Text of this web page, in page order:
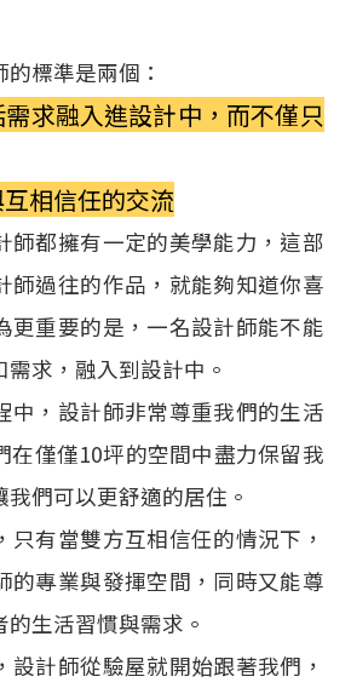
標準是兩個：
求融入進設計中，而不僅只
相信任的交流
師都擁有一定的美學能力，這部
師過往的作品，就能夠知道你喜
更重要的是，一名設計師能不能
求，融入到設計中。
中，設計師非常尊重我們的生活
在僅僅10坪的空間中盡力保留我
們可以更舒適的居住。
只有當雙方互相信任的情況下，
的專業與發揮空間，同時又能尊
生活習慣與需求。
設計師從驗屋就開始跟著我們，